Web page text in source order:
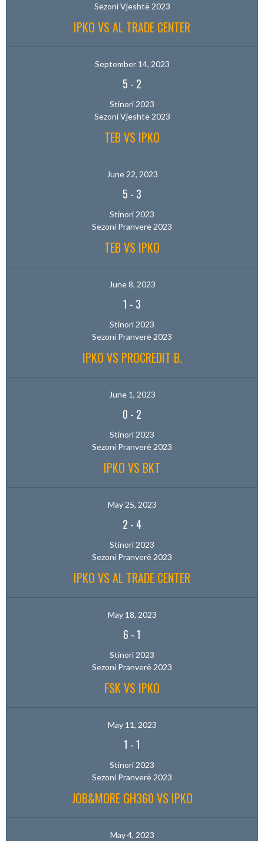
Sezoni Vjeshtë 2023
IPKO VS AL TRADE CENTER
September 14, 2023
5 - 2
Stinori 2023
Sezoni Vjeshtë 2023
TEB VS IPKO
June 22, 2023
5 - 3
Stinori 2023
Sezoni Pranverë 2023
TEB VS IPKO
June 8, 2023
1 - 3
Stinori 2023
Sezoni Pranverë 2023
IPKO VS PROCREDIT B.
June 1, 2023
0 - 2
Stinori 2023
Sezoni Pranverë 2023
IPKO VS BKT
May 25, 2023
2 - 4
Stinori 2023
Sezoni Pranverë 2023
IPKO VS AL TRADE CENTER
May 18, 2023
6 -1
Stinori 2023
Sezoni Pranverë 2023
FSK VS IPKO
May 11, 2023
1 -1
Stinori 2023
Sezoni Pranverë 2023
JOB&MORE GH360 VS IPKO
May 4, 2023